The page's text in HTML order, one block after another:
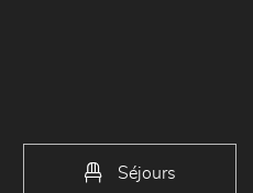
Séjours